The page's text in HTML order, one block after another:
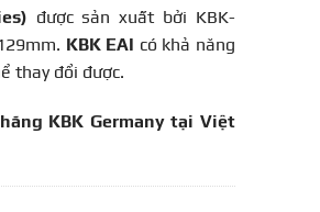
được sản xuất bởi KBK-
KBK EAI có khả năng
thay đổi được.
KBK Germany tại Việt